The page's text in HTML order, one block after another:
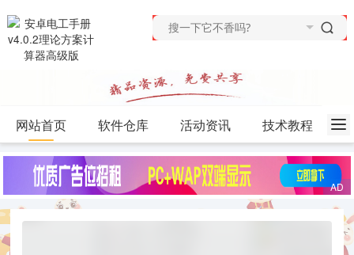
网站首页 软件仓库 活动资讯 技术教程